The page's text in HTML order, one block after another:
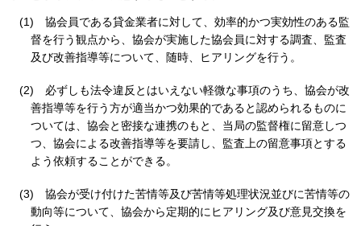
(1)
協会員である貸金業者に対して、効率的かつ実効性のある監
督を行う観点から、協会が実施した協会員に対する調査、監査
及び改善指導等について、随時、ヒアリングを行う。
(2)
必ずしも法令違反とはいえない軽微な事項のうち、協会が改
善指導等を行う方が適当かつ効果的であると認められるものに
ついては、協会と密接な連携のもと、当局の監督権に留意しつ
つ、協会による改善指導等を要請し、監査上の留意事項とする
よう依頼することができる。
(3)
協会が受け付けた苦情等及び苦情等処理状況並びに苦情等の
動向等について、協会から定期的にヒアリング及び意見交換を